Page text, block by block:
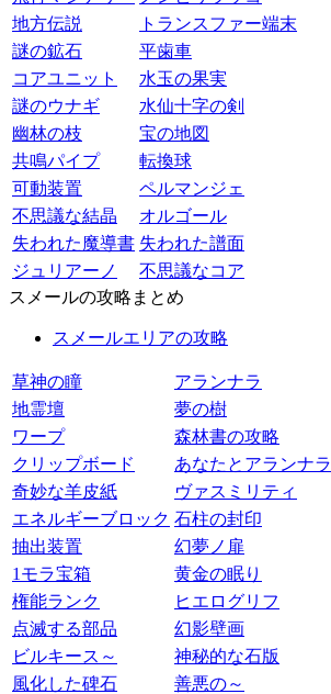
地方伝説
トランスファー端末
謎の鉱石
平歯車
コアユニット
水玉の果実
謎のウナギ
水仙十字の剣
幽林の枝
宝の地図
共鳴パイプ
転換球
可動装置
ペルマンジェ
不思議な結晶
オルゴール
失われた魔導書 失われた譜面
ジュリアーノ
不思議なコア
スメールの攻略まとめ
スメールエリアの攻略
草神の瞳
アランナラ
地霊壇
夢の樹
ワープ
森林書の攻略
クリップボード
あなたとアランナラ
奇妙な羊皮紙
ヴァスミリティ
エネルギーブロック 石柱の封印
抽出装置
幻夢ノ扉
1モラ宝箱
黄金の眠り
権能ランク
ヒエログリフ
点滅する部品
幻影壁画
ビルキース～
神秘的な石版
風化した碑石
善悪の～